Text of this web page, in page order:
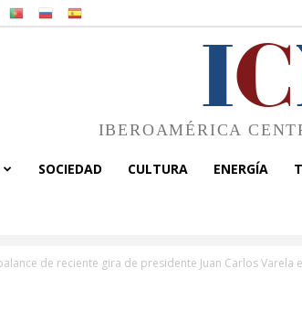
IC
IBEROAMÉRICA
SOCIEDAD CULTURA ENERGÍA
de reciente gira de presidente Juan Carlos Varela